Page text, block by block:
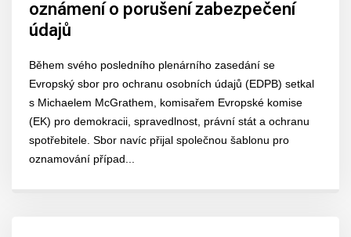
oznámení o porušení zabezpečení
údajů
Během svého posledního plenárního zasedání se
Evropský sbor pro ochranu osobních údajů (EDPB) setkal
s Michaelem McGrathem, komisařem Evropské komise
(EK) pro demokracii, spravedlnost, právní stát a ochranu
spotřebitele. Sbor navíc přijal společnou šablonu pro
oznamování případ...